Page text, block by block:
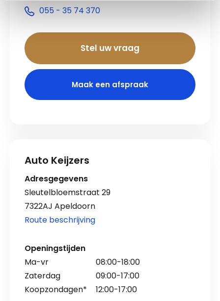
055 - 35 74 370
Stel uw vraag
Maak een afspraak
Auto Keijzers
Adresgegevens
Sleutelbloemstraat 29
7322AJ Apeldoorn
Route beschrijving
Openingstijden
Ma-vr
08:00-18:00
Zaterdag
09:00-17:00
Koopzondagen*
12:00-17:00